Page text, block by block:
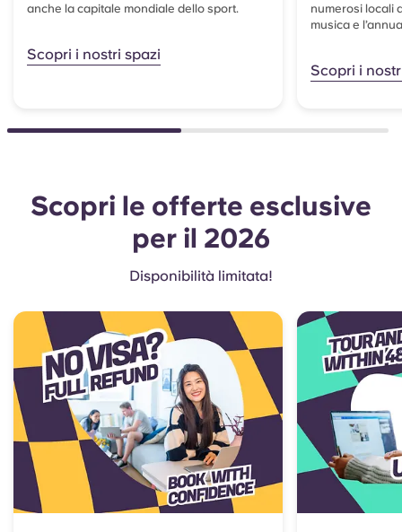
anche la capitale mondiale dello sport.
Scopri i nostri spazi
numerosi locali
musica e
Scopri i
Scopri le offerte esclusive
per il 2026
Disponibilità limitata!